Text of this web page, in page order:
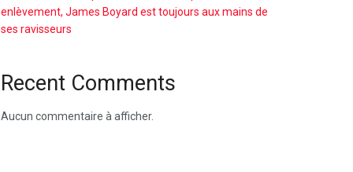
enlèvement, James Boyard est toujours aux mains de
ses ravisseurs
Recent Comments
Aucun commentaire à afficher.